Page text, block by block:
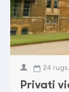
24 rugs.
Privati